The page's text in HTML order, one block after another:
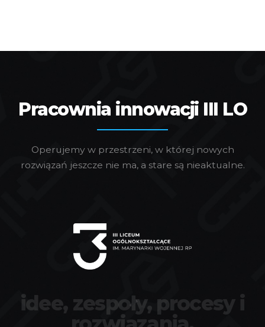
Pracownia innowacji III LO
Operujemy w przestrzeni, w której nowych
rozwiązań jeszcze nie ma, a stare są nieaktualne.
idee, zespoły, procesy i